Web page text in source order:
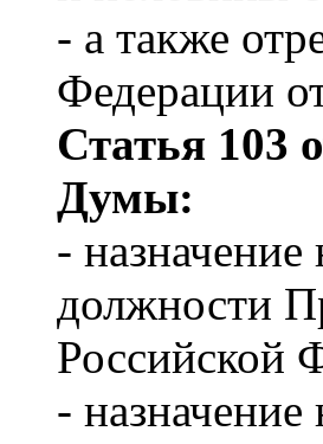
- а также
Федерации
Статья 103
Думы:
-
должности
Российской
-